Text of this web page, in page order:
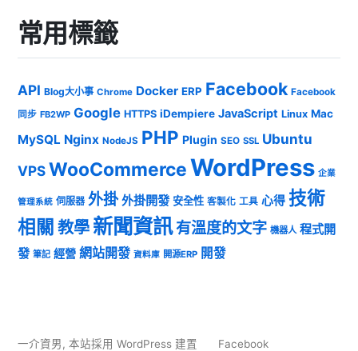
常用標籤
API Blog大小事 Chrome Docker ERP Facebook Facebook
同步 FB2WP Google HTTPS iDempiere JavaScript Linux Mac
MySQL Nginx NodeJS PHP Plugin SEO SSL Ubuntu
VPSWooCommerceWordPress 企業
管理系統 伺服器 外掛 外掛開發 安全性 客製化 工具 心得 技術
相關 教學 新聞資訊有溫度的文字 機器人 程式開
發 筆記 經營 網站開發 資料庫 開源ERP 開發
一介資男, 本站採用 WordPress 建置 Facebook